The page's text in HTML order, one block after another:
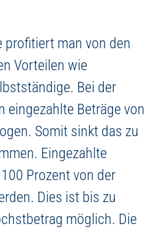
profitiert man von den
Vorteilen wie
Bei der
eingezahlte Beträge von
Somit sinkt das zu
Eingezahlte
Prozent von der
Dies ist bis zu
möglich. Die